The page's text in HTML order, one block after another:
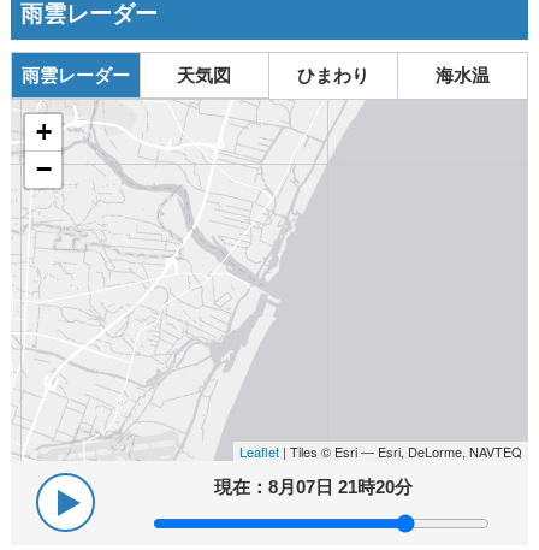
雨雲レーダー
雨雲レーダー 天気図 ひまわり 海水温
+
−
Leaflet | Tiles © Esri — Esri, DeLorme, NAVTEQ
現在：8月07日 21時20分